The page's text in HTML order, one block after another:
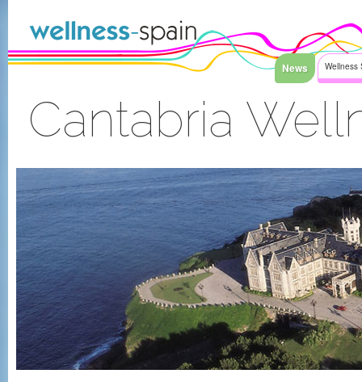
News Wellness
Cantabria